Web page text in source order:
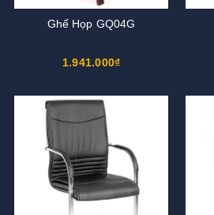
Ghế Họp GQ04G
1.941.000₫